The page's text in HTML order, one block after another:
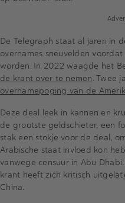
De Telegraph staat al jaren in
overnames sneuvelden
worden. In 2022 waagde het
de krant over te nemen. Twee
overnamepoging van de
Deze deal leek in kannen en
de grootste geldschieter, een
stak een stokje voor de deal,
Arabische staat invloed kon
vanwege censuur in Abu
krant heeft zich kritisch
China.